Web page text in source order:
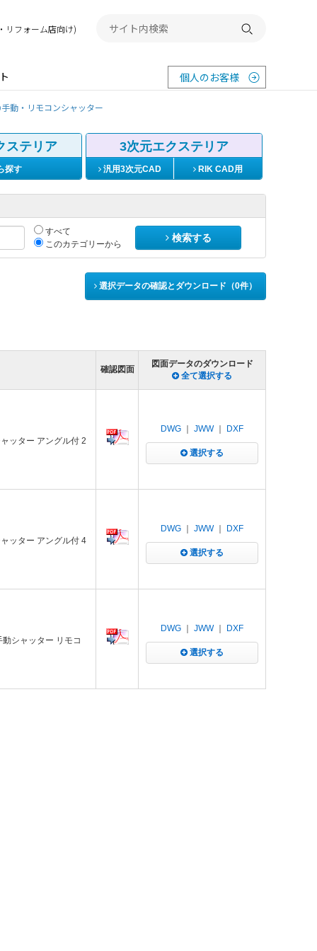
個人のお客様
リフォーム店向け) 検索する
動・リモコンシャッター
ステリア
探す
3次元エクステリア
汎用3次元CAD RIK CAD用
すべて
このカテゴリーから
検索する
選択データの確認とダウンロード（0件）
確認図面
図面データのダウンロード
全て選択する
ッター アングル付 2
DWG JWW｜ DXF
選択する
ッター アングル付 4
DWG JWW｜ DXF
選択する
シャッター リモコ
DWG JWW｜ DXF
選択する